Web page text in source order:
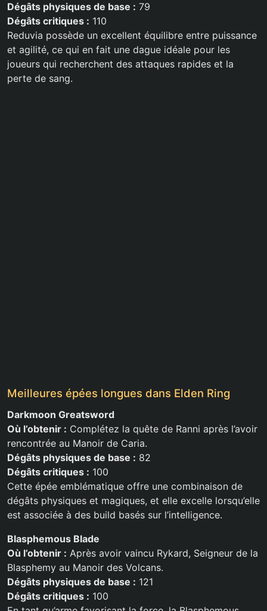
Dégâts physiques de base : 79
Dégâts critiques : 110
Reduvia possède un excellent équilibre entre puissance
et agilité, ce qui en fait une dague idéale pour les
joueurs qui recherchent des attaques rapides et la
perte de sang.
Meilleures épées longues dans Elden Ring
Darkmoon Greatsword
Où l’obtenir : Complétez la quête de Ranni après l’avoir
rencontrée au Manoir de Caria.
Dégâts physiques de base : 82
Dégâts critiques : 100
Cette épée emblématique offre une combinaison de
dégâts physiques et magiques, et elle excelle lorsqu’elle
est associée à des build basés sur l’intelligence.
Blasphemous Blade
Où l’obtenir : Après avoir vaincu Rykard, Seigneur de la
Blasphemy au Manoir des Volcans.
Dégâts physiques de base : 121
Dégâts critiques : 100